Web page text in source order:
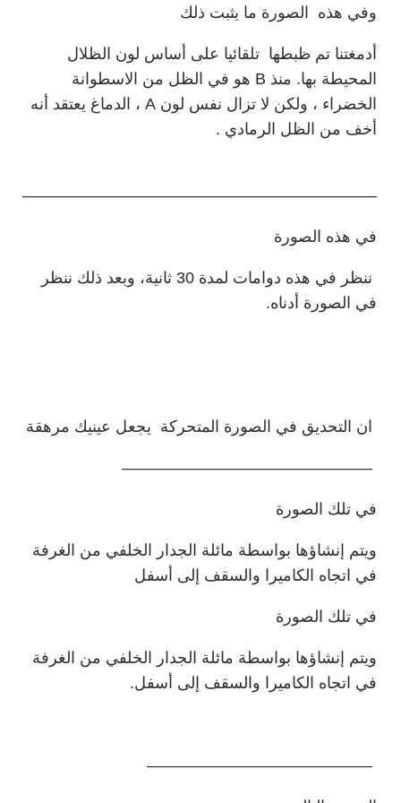
وفي هذه الصورة ما يثبت ذلك
أدمغتنا تم ظبطها تلقائيا على أساس لون الظلال
المحيطة بها. منذ B هو في الظل من الاسطوانة
الخضراء ، ولكن لا تزال نفس لون A ، الدماغ يعتقد أنه
أخف من الظل الرمادي .
——————————————————————
في هذه الصورة
ننظر في هذه دوامات لمدة 30 ثانية، وبعد ذلك ننظر
في الصورة أدناه.
ان التحديق في الصورة المتحركة يجعل عينيك مرهقة
———————————————–
في تلك الصورة
ويتم إنشاؤها بواسطة مائلة الجدار الخلفي من الغرفة
في اتجاه الكاميرا والسقف إلى أسفل
في تلك الصورة
ويتم إنشاؤها بواسطة مائلة الجدار الخلفي من الغرفة
في اتجاه الكاميرا والسقف إلى أسفل.
——————————————